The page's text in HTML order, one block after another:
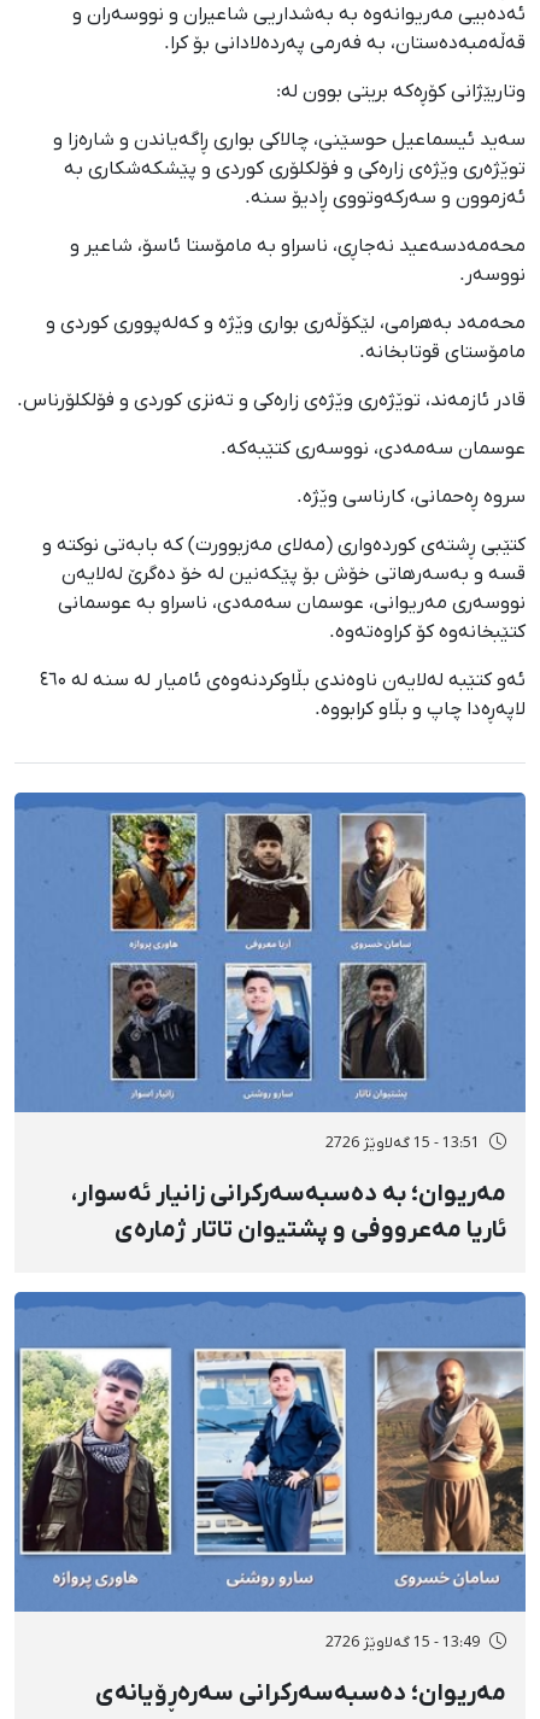
ئەدەبیی مەریوانەوە بە بەشداریی شاعیران و نووسەران و
قەڵەمبەدەستان، بە فەرمی پەردەلادانی بۆ کرا.
وتاربێژانی کۆڕەکە بریتی بوون لە:
سەید ئیسماعیل حوسێنی، چالاکی بواری ڕاگەیاندن و شارەزا و
توێژەری وێژەی زارەکی و فۆلکلۆری کوردی و پێشکەشکاری بە
ئەزموون و سەرکەوتووی ڕادیۆ سنە.
محەمەدسەعید نەجاڕی، ناسراو بە مامۆستا ئاسۆ، شاعیر و
نووسەر.
محەمەد بەهرامی، لێکۆڵەری بواری وێژە و کەلەپووری کوردی و
مامۆستای قوتابخانە.
قادر ئازمەند، توێژەری وێژەی زارەکی و تەنزی کوردی و فۆلکلۆرناس.
عوسمان سەمەدی، نووسەری کتێبەکە.
سروە ڕەحمانی، کارناسی وێژە.
کتێبی ڕشتەی کوردەواری (مەلای مەزبوورت) کە بابەتی نوکتە و
قسە و بەسەرهاتی خۆش بۆ پێکەنین لە خۆ دەگرێ لەلایەن
نووسەری مەریوانی، عوسمان سەمەدی، ناسراو بە عوسمانی
کتێبخانەوە کۆ کراوەتەوە.
ئەو کتێبە لەلایەن ناوەندی بڵاوکردنەوەی ئامیار لە سنە لە ٤٦۰
لاپەڕەدا چاپ و بڵاو کرابووە.
13:51 - 15 گەلاوێژ 2726
مەریوان؛ بە دەسبەسەرکرانی زانیار ئەسوار،
ئاریا مەعرووفی و پشتیوان تاتار ژمارەی
بۆ شەش کەس زیادی کرد
13:49 - 15 گەلاوێژ 2726
مەریوان؛ دەسبەسەرکرانی سەرەڕۆیانەی